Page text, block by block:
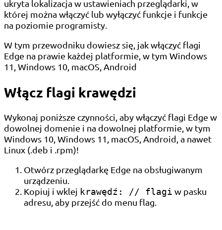
ukryta lokalizacja w ustawieniach przeglądarki, w
której można włączyć lub wyłączyć funkcje i funkcje
na poziomie programisty.
W tym przewodniku dowiesz się, jak włączyć flagi
Edge na prawie każdej platformie, w tym Windows
11, Windows 10, macOS, Android
Włącz flagi krawędzi
Wykonaj poniższe czynności, aby włączyć flagi Edge w
dowolnej domenie i na dowolnej platformie, w tym
Windows 10, Windows 11, macOS, Android, a nawet
Linux (.deb i .rpm)!
Otwórz przeglądarkę Edge na obsługiwanym
urządzeniu.
Kopiuj i wklej krawędź: // flagi w pasku
adresu, aby przejść do menu flag.